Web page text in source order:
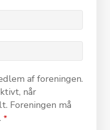
af foreningen.
når
Foreningen må
*